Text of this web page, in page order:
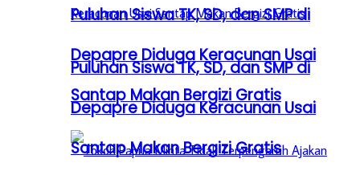
Puluhan Siswa TK, SD, dan SMP di
Depapre Diduga Keracunan Usai
Santap Makan Bergizi Gratis
Puluhan Siswa TK, SD, dan SMP di
Depapre Diduga Keracunan Usai
Santap Makan Bergizi Gratis